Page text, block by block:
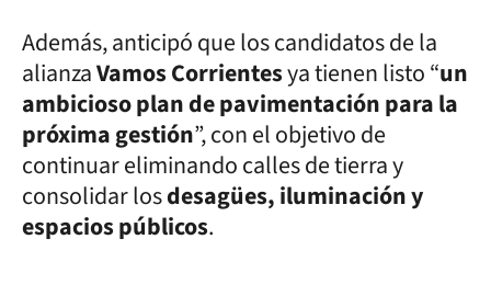
Además, anticipó que los candidatos de la
alianzaVamos Corrientesya tienen listo “un
ambicioso plan de pavimentación para la
próxima gestión”, con el objetivo de
continuar eliminando calles de tierra y
consolidar losdesagües, iluminación y
espacios públicos.